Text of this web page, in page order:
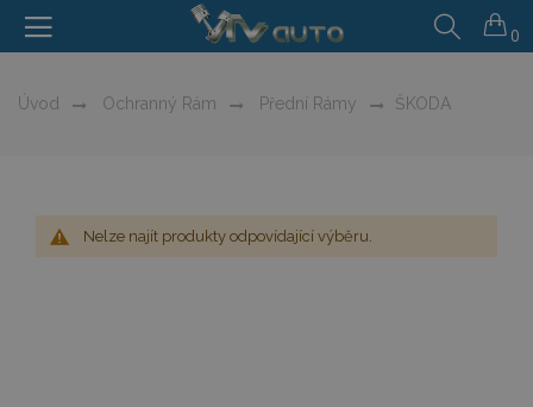
0
Úvod Ochranný Rám Přední Rámy ŠKODA
Nelze najít produkty odpovídající výběru.